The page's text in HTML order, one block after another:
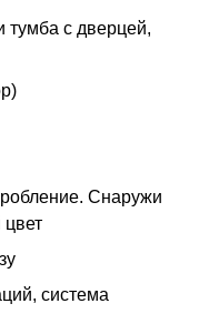
тумба с дверцей,
Снаружи
система